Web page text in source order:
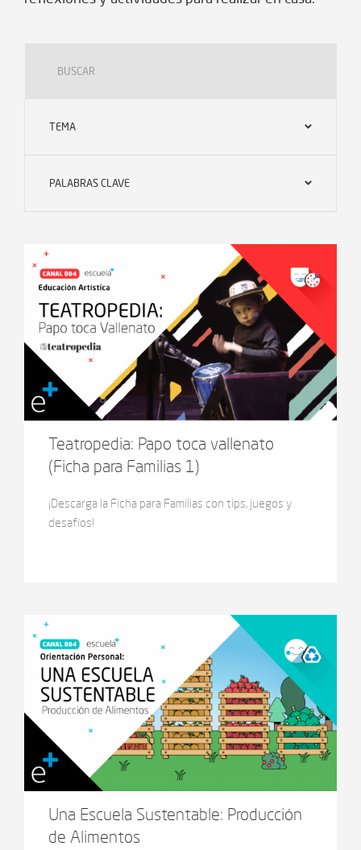
TEMA
PALABRAS CLAVE
Teatropedia: Papo toca vallenato
(Ficha para Familias 1)
¡Descarga la Ficha para Familias con tips, juegos y
desafíos!
Una Escuela Sustentable: Producción
de Alimentos